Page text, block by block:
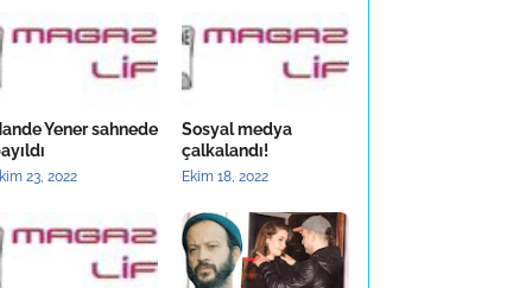
Yener sahnede
23, 2022
Sosyal medya
çalkalandı!
Ekim 18, 2022